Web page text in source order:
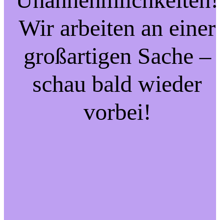
Wir arbeiten an einer
großartigen Sache –
schau bald wieder
vorbei!